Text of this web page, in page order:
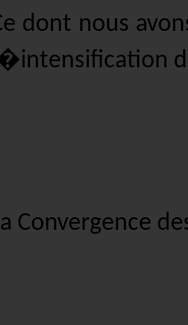
dont nous
Convergence